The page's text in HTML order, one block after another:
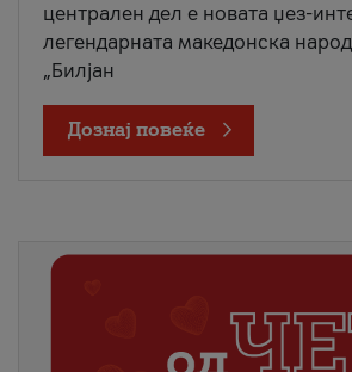
централен дел е новата џез-
легендарната македонска
„Билјан
Дознај повеќе